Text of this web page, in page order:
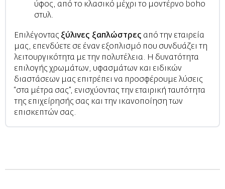
ύφος, από το κλασικό μέχρι το μοντέρνο boho
στυλ.
Επιλέγοντας ξύλινες ξαπλώστρες από την εταιρεία
μας, επενδύετε σε έναν εξοπλισμό που συνδυάζει τη
λειτουργικότητα με την πολυτέλεια. Η δυνατότητα
επιλογής χρωμάτων, υφασμάτων και ειδικών
διαστάσεων μας επιτρέπει να προσφέρουμε λύσεις
“στα μέτρα σας”, ενισχύοντας την εταιρική ταυτότητα
της επιχείρησής σας και την ικανοποίηση των
επισκεπτών σας.